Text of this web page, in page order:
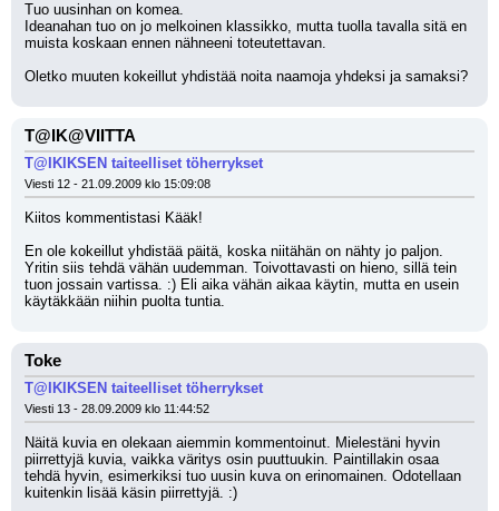
Tuo uusinhan on komea.
Ideanahan tuo on jo melkoinen klassikko, mutta tuolla tavalla sitä en
muista koskaan ennen nähneeni toteutettavan.
Oletko muuten kokeillut yhdistää noita naamoja yhdeksi ja samaksi?
T@IK@VIITTA
T@IKIKSEN taiteelliset töherrykset
Viesti 12 - 21.09.2009 klo 15:09:08
Kiitos kommentistasi Kääk!
En ole kokeillut yhdistää päitä, koska niitähän on nähty jo paljon.
Yritin siis tehdä vähän uudemman. Toivottavasti on hieno, sillä tein
tuon jossain vartissa. :) Eli aika vähän aikaa käytin, mutta en usein
käytäkkään niihin puolta tuntia.
Toke
T@IKIKSEN taiteelliset töherrykset
Viesti 13 - 28.09.2009 klo 11:44:52
Näitä kuvia en olekaan aiemmin kommentoinut. Mielestäni hyvin
piirrettyjä kuvia, vaikka väritys osin puuttuukin. Paintillakin osaa
tehdä hyvin, esimerkiksi tuo uusin kuva on erinomainen. Odotellaan
kuitenkin lisää käsin piirrettyjä. :)